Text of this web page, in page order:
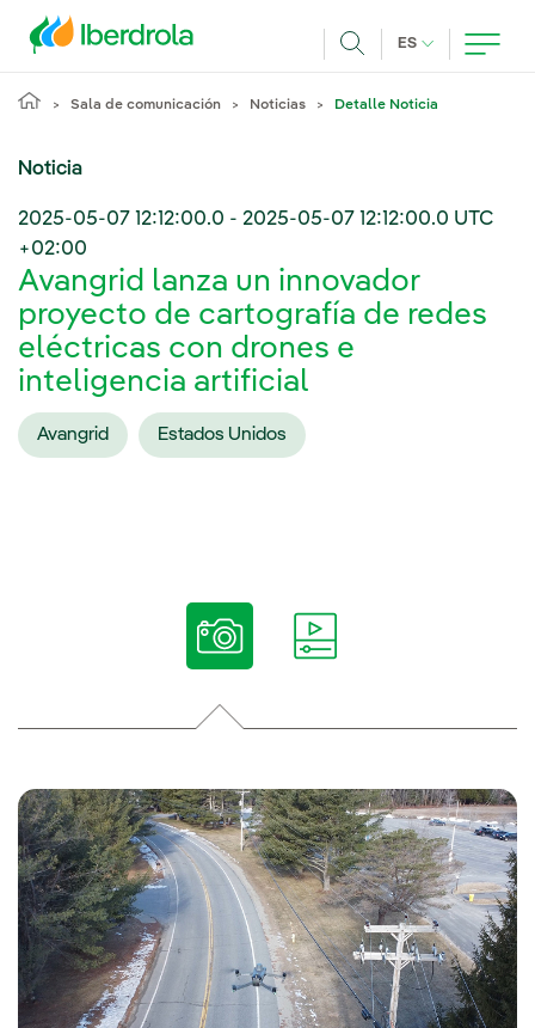
ES IDIOMA
Sala de comunicación Noticias Detalle Noticia
Noticia
2025-05-07 12:12:00.0 - 2025-05-07 12:12:00.0 UTC
+02:00
Avangrid lanza un innovador
proyecto de cartografía de redes
eléctricas con drones e
inteligencia artificial
Avangrid Estados Unidos